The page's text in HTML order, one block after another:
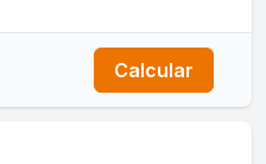
Calcular